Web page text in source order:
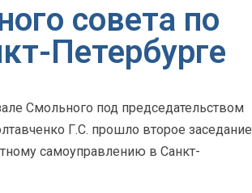
совета по
Петербурге
Смольного под председательством
Г.С. прошло второе заседание
самоуправлению в Санкт-